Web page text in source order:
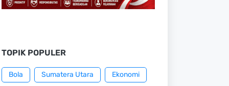
TOPIK POPULER
Bola Sumatera Utara Ekonomi